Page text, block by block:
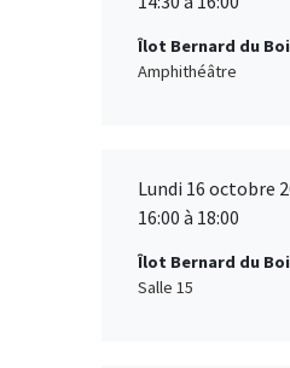
Îlot Bernard du
Amphithéâtre
Lundi 16 octobre
16:00 à 18:00
Îlot Bernard du
Salle 15